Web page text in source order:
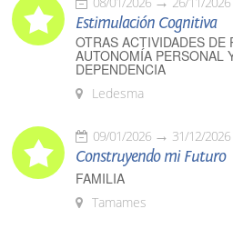
Estimulación Cognitiva
OTRAS ACTIVIDADES DE
AUTONOMÍA PERSONAL
DEPENDENCIA
Ledesma
09/01/2026 31/12/2026
Construyendo mi Futuro
FAMILIA
Tamames